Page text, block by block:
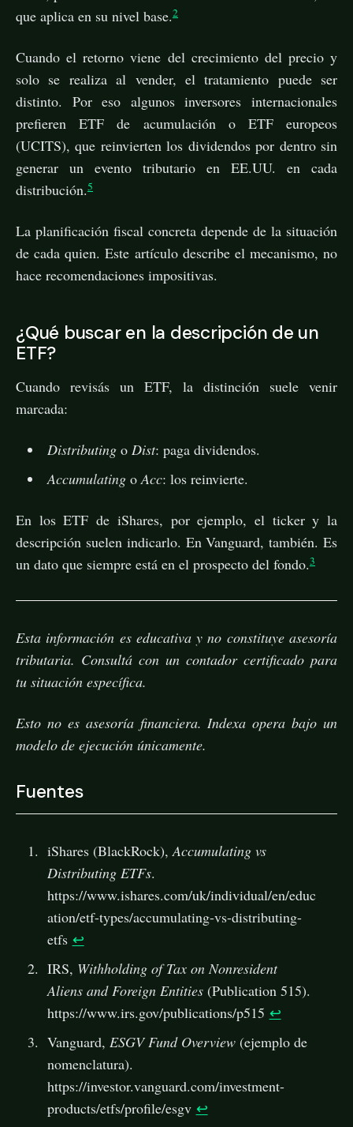
que aplica en su nivel base.2
Cuando el retorno viene del crecimiento del precio y
solo se realiza al vender, el tratamiento puede ser
distinto. Por eso algunos inversores internacionales
prefieren ETF de acumulación o ETF europeos
(UCITS), que reinvierten los dividendos por dentro sin
generar un evento tributario en EE.UU. en cada
distribución.5
La planificación fiscal concreta depende de la situación
de cada quien. Este artículo describe el mecanismo, no
hace recomendaciones impositivas.
¿Qué buscar en la descripción de un
ETF?
Cuando revisás un ETF, la distinción suele venir
marcada:
Distributingo Dist: paga dividendos.
AccumulatingoAcc: los reinvierte.
En los ETF de iShares, por ejemplo, el ticker y la
descripción suelen indicarlo. En Vanguard, también. Es
un dato que siempre está en el prospecto del fondo.3
Esta información es educativa y no constituye asesoría
tributaria. Consultá con un contador certificado para
tu situación específica.
Esto no es asesoría financiera. Indexa opera bajo un
modelo de ejecución únicamente.
Fuentes
iShares (BlackRock),Accumulating vs
Distributing ETFs.
https://www.ishares.com/uk/individual/en/educ
ation/etf-types/accumulating-vs-distributing-
etfs ↩
IRS, Withholding of Tax on Nonresident
Aliens and Foreign Entities(Publication 515).
https://www.irs.gov/publications/p515 ↩
Vanguard, ESGV Fund Overview(ejemplo de
nomenclatura).
https://investor.vanguard.com/investment-
products/etfs/profile/esgv ↩